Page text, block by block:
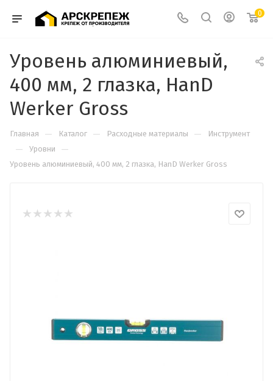
0
Уровень алюминиевый,
400 мм, 2 глазка, HanD
Werker Gross
Главная — Каталог — Расходные материалы — Инструмент
— Уровни —
Уровень алюминиевый, 400 мм, 2 глазка, HanD Werker Gross